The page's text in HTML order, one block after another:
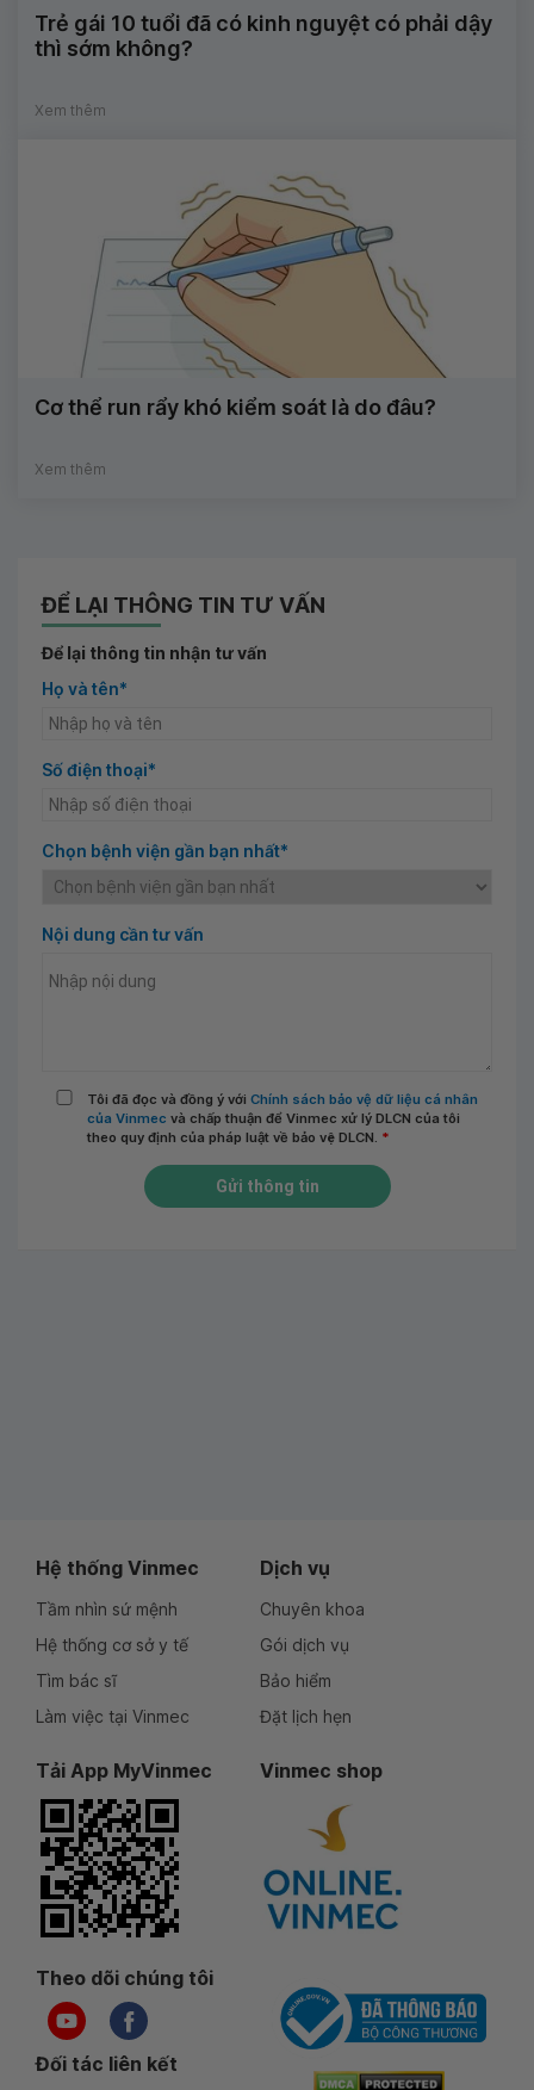
Trẻ gái 10 tuổi đã có kinh nguyệt có phải dậy
thì sớm không?
Xem thêm
Cơ thể run rẩy khó kiểm soát là do đâu?
Xem thêm
ĐỂ LẠI THÔNG TIN TƯ VẤN
Để lại thông tin nhận tư vấn
Họ và tên*
Số điện thoại*
Chọn bệnh viện gần bạn nhất*
Nội dung cần tư vấn
Tôi đã đọc và đồng ý với Chính sách bảo vệ dữ liệu cá nhân
của Vinmec và chấp thuận để Vinmec xử lý DLCN của tôi
theo quy định của pháp luật về bảo vệ DLCN. *
Gửi thông tin
Hệ thống Vinmec
Tầm nhìn sứ mệnh
Hệ thống cơ sở y tế
Tìm bác sĩ
Làm việc tại Vinmec
Dịch vụ
Chuyên khoa
Gói dịch vụ
Bảo hiểm
Đặt lịch hẹn
Tải App MyVinmec Vinmec shop
Theo dõi chúng tôi
Đối tác liên kết